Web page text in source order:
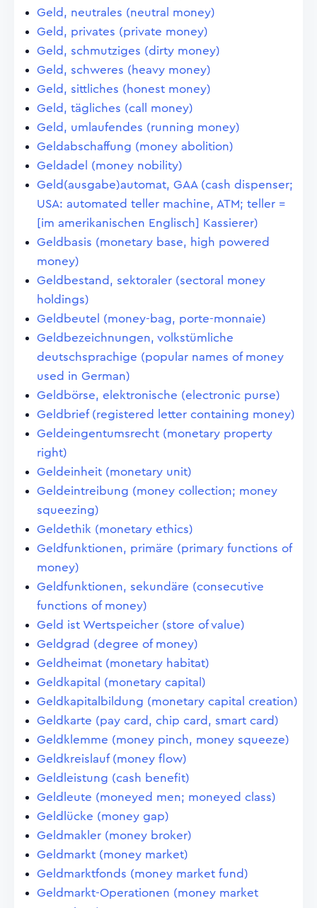
Geld, neutrales (neutral money)
Geld, privates (private money)
Geld, schmutziges (dirty money)
Geld, schweres (heavy money)
Geld, sittliches (honest money)
Geld, tägliches (call money)
Geld, umlaufendes (running money)
Geldabschaffung (money abolition)
Geldadel (money nobility)
Geld(ausgabe)automat, GAA (cash dispenser;
USA: automated teller machine, ATM; teller =
[im amerikanischen Englisch] Kassierer)
Geldbasis (monetary base, high powered
money)
Geldbestand, sektoraler (sectoral money
holdings)
Geldbeutel (money-bag, porte-monnaie)
Geldbezeichnungen, volkstümliche
deutschsprachige (popular names of money
used in German)
Geldbörse, elektronische (electronic purse)
Geldbrief (registered letter containing money)
Geldeingentumsrecht (monetary property
right)
Geldeinheit (monetary unit)
Geldeintreibung (money collection; money
squeezing)
Geldethik (monetary ethics)
Geldfunktionen, primäre (primary functions of
money)
Geldfunktionen, sekundäre (consecutive
functions of money)
Geld ist Wertspeicher (store of value)
Geldgrad (degree of money)
Geldheimat (monetary habitat)
Geldkapital (monetary capital)
Geldkapitalbildung (monetary capital creation)
Geldkarte (pay card, chip card, smart card)
Geldklemme (money pinch, money squeeze)
Geldkreislauf (money flow)
Geldleistung (cash benefit)
Geldleute (moneyed men; moneyed class)
Geldlücke (money gap)
Geldmakler (money broker)
Geldmarkt (money market)
Geldmarktfonds (money market fund)
Geldmarkt-Operationen (money market